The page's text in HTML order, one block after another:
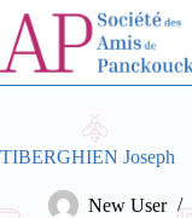
Passer
contenu
TIBERGHIEN Joseph
New User